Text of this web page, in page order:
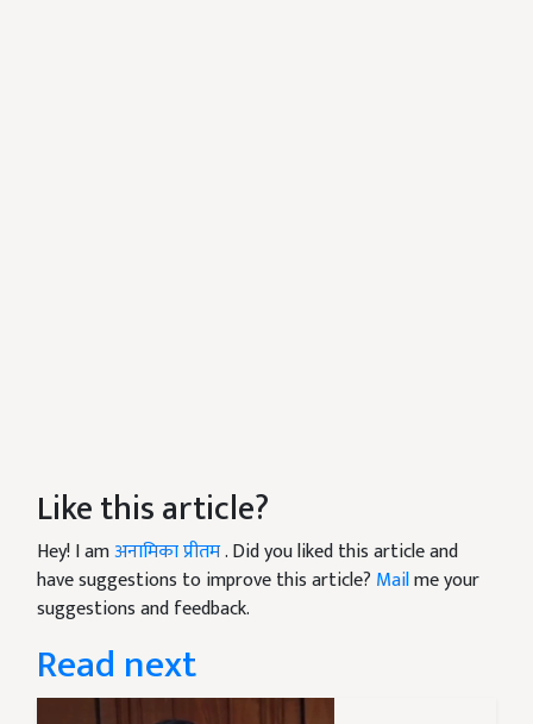
Like this article?
Hey! I amअनामिका प्रीतम. Did you liked this article and
have suggestions to improve this article? Mailme your
suggestions and feedback.
Read next